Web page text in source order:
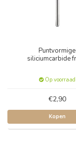
Puntvormige
siliciumcarbide
Op voorraad
€2,90
Kopen